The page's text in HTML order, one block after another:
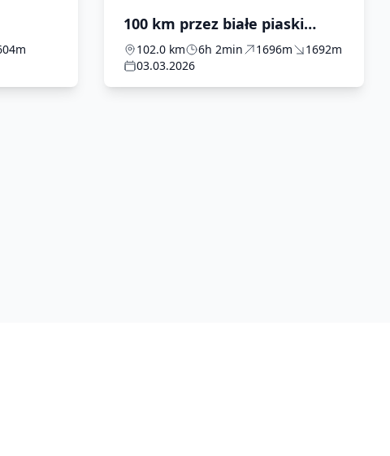
100 km przez białe piaski
Strade Bianche
102.0 km 6h 2min 1696m
1692m
03.03.2026